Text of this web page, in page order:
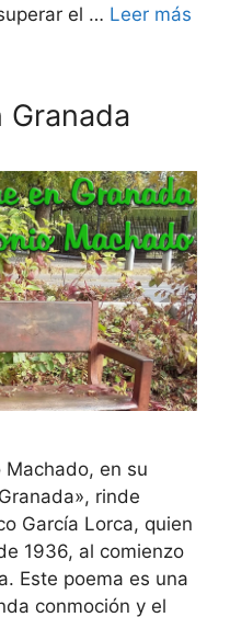
el … Leer más
Granada
en su
rinde
García Lorca, quien
1936, al comienzo
Este poema es una
conmoción y el